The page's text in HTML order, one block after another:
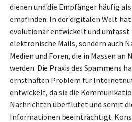
dienen und die Empfänger häufig
empfinden. In der digitalen Welt hat
evolutionär entwickelt und umfasst
elektronische Mails, sondern auch
Medien und Foren, die in Massen an
werden. Die Praxis des Spammens
ernsthaften Problem für
entwickelt, da sie die
Nachrichten überflutet und somit
Informationen beeinträchtigt.